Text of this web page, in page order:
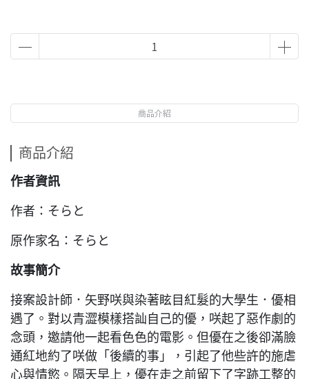
商品介紹
商品介紹
作者資訊
作者：そらと
原作家名：そらと
故事簡介
接案設計師．矢野咲與染著眩目紅髮的大學生．優相
遇了。對以青澀模樣搭訕自己的優，咲起了惡作劇的
念頭，邀請他一起看色色的電影。但優在之後卻滿臉
通紅地約了咲做「後續的事」，引起了他些許的施虐
心與情慾。隔天早上，優在走之前留下了字跡工整的